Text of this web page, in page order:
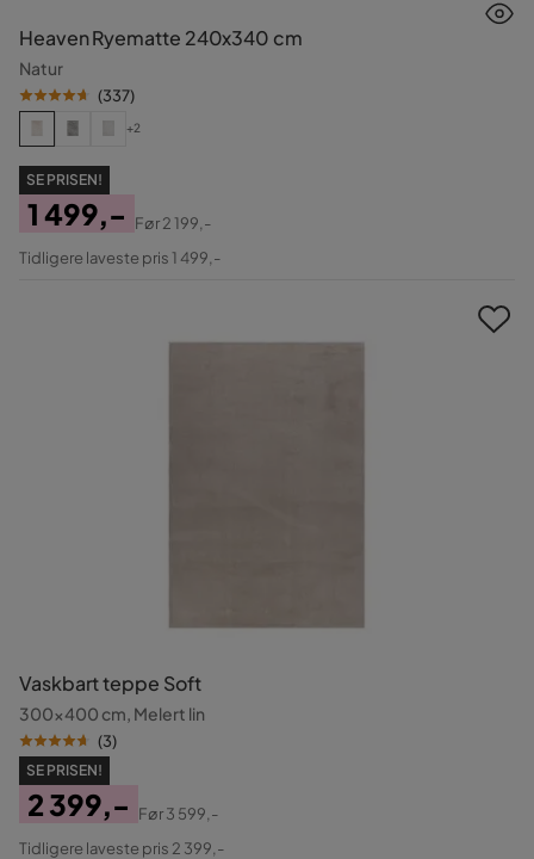
Heaven Ryematte 240x340 cm
Natur
(337)
+2
SE PRISEN!
Pris
1 499,-
Original
Før2 199,-
Tidligere laveste pris 1 499,-
Vaskbart teppe Soft
300x400 cm, Melert lin
(3)
SE PRISEN!
Pris
2 399,-
Original
Før3 599,-
Tidligere laveste pris 2 399,-